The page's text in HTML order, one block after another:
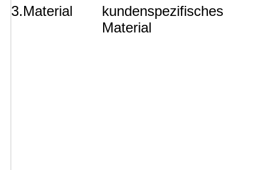
3.Material
kundenspezifisches
Material